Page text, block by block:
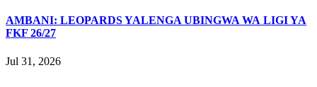
AMBANI: LEOPARDS YALENGA UBINGWA WA LIGI YA
FKF 26/27
Jul 31, 2026